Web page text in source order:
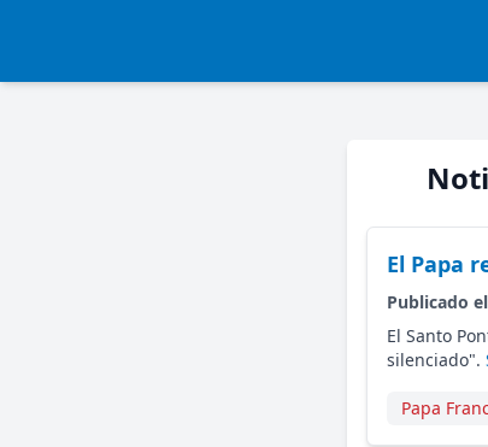
El Papa
Publicado
El Santo
silenciado".
Papa